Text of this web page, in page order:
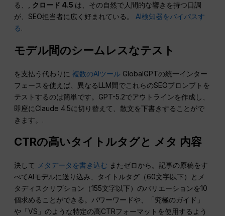
る、, クロード 4.5 は、その自然で人間的な響きを持つ口調
が、SEO担当者に広く好まれている。AI検知器をバイパスす
る.
モデル間のシームレスなテスト
を支払う代わりに複数のAIツール GlobalGPTの統一インター
フェースを使えば、異なるLLM間でこれらのSEOプロンプトを
テストするのは簡単です。GPT-5.2でアウトラインを作成し、
即座にClaude 4.5に切り替えて、散文を下書きすることがで
きます。.
CTRの高いタイトルタグと メタ 内容
決して メタデータを書き込む またゼロから。記事の原稿をす
べてAIモデルに送り込み、タイトルタグ（60文字以下）とメ
タディスクリプション（155文字以下）のバリエーションを10
個求めることができる。パワーワードや、「究極のガイド」
や「VS」のような特定の高CTRフォーマットを使用するよう